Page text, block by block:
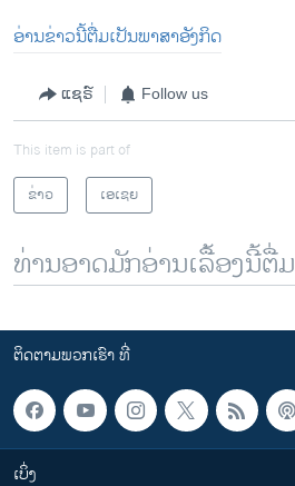
ອ່ານ​ຂ່າວນີ້​ຕື່ມ​ເປັນ​ພາ​ສາ​ອັງ​ກິດ
ແຊຣ໌ Follow us
This item is part of
ຂ່າວ
ເອເຊຍ
ທ່ານອາດມັກອ່ານເລື້ອງນີ້ຕື່ມ
ຕິດຕາມພວກເຮົາ ທີ່
ເບິ່ງ